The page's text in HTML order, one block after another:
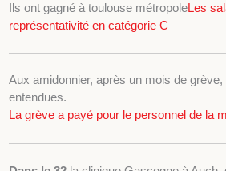
Ils ont gagné à toulouse métropoleLes
représentativité en catégorie C
Aux amidonnier, après un mois de
entendues.
La grève a payé pour le personnel de la